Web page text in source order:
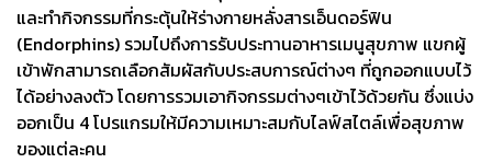
และทำกิจกรรมที่กระตุ้นให้ร่างกายหลั่งสารเอ็นดอร์ฟิน
(Endorphins) รวมไปถึงการรับประทานอาหารเมนูสุขภาพ แขกผู้
เข้าพักสามารถเลือกสัมผัสกับประสบการณ์ต่างๆ ที่ถูกออกแบบไว้
ได้อย่างลงตัว โดยการรวมเอากิจกรรมต่างๆเข้าไว้ด้วยกัน ซึ่งแบ่ง
ออกเป็น 4 โปรแกรมให้มีความเหมาะสมกับไลฟ์สไตล์เพื่อสุขภาพ
ของแต่ละคน